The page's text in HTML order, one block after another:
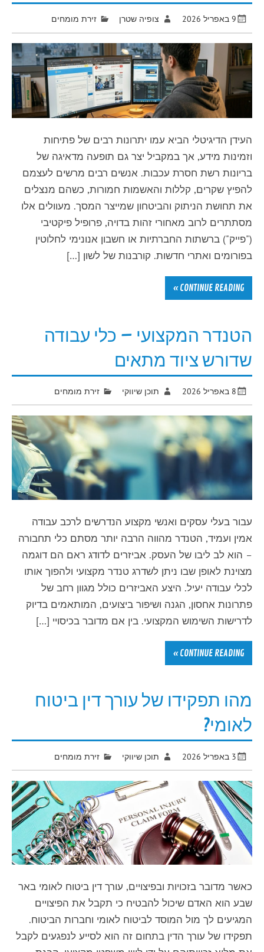
9 באפריל 2026 צופיה שטרן זירת מומחים
העידן הדיגיטלי הביא עמו יתרונות רבים של פתיחות
וזמינות מידע, אך במקביל יצר גם תופעה מדאיגה של
בריונות רשת חסרת עכבות. אנשים רבים מרשים לעצמם
להפיץ שקרים, קללות והאשמות חמורות, כשהם מנצלים
את תחושת הניתוק והביטחון שמייצר המסך. מעוולים אלו
מסתתרים לרוב מאחורי זהות בדויה, פרופיל פיקטיבי
("פייק") ברשתות החברתיות או חשבון אנונימי לחלוטין
בפורומים ואתרי חדשות. קורבנות של לשון […]
CONTINUE READING »
הטנדר המקצועי – כלי עבודה
שדורש ציוד מתאים
8 באפריל 2026 תוכן שיווקי זירת מומחים
עבור בעלי עסקים ואנשי מקצוע הנדרשים לרכב עבודה
אמין ועמיד, הטנדר מהווה הרבה יותר מסתם כלי תחבורה
– הוא לב ליבו של העסק. אביזרים לדודג ראם הם דוגמה
מצוינת לאופן שבו ניתן לשדרג טנדר מקצועי ולהפוך אותו
לכלי עבודה יעיל. היצע האביזרים כולל מגוון רחב של
פתרונות אחסון, הגנה ושיפור ביצועים, המותאמים בדיוק
לדרישות השימוש המקצועי. בין אם מדובר בכיסויי […]
CONTINUE READING »
מהו תפקידו של עורך דין ביטוח
לאומי?
3 באפריל 2026 תוכן שיווקי זירת מומחים
כאשר מדובר בזכויות ובפיצויים, עורך דין ביטוח לאומי באר
שבע הוא האדם שיכול להבטיח כי תקבל את הפיצויים
המגיעים לך מול המוסד לביטוח לאומי וחברות הביטוח.
תפקידו של עורך הדין בתחום זה הוא לסייע לנפגעים לקבל